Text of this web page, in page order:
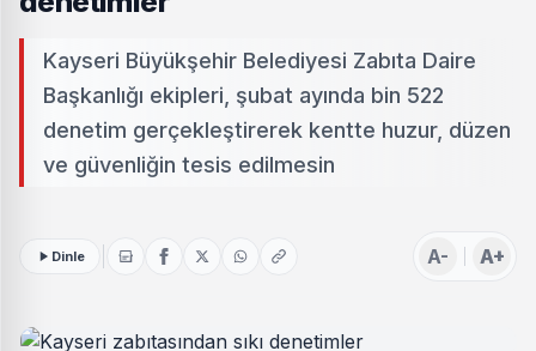
Kayseri Büyükşehir Belediyesi Zabıta Daire
Başkanlığı ekipleri, şubat ayında bin 522
denetim gerçekleştirerek kentte huzur, düzen
ve güvenliğin tesis edilmesin
Dinle A- A+